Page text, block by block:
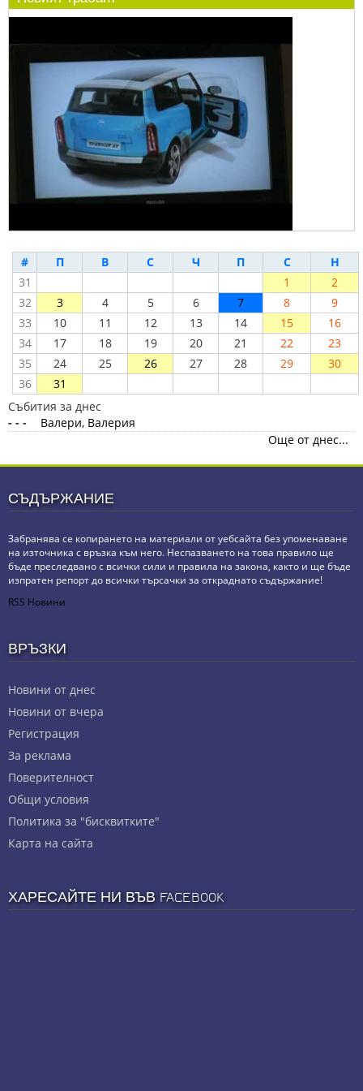
# П В С Ч П С
Н
31
1
2
32
3 4 5 6 7 8
9
33
10 11 12 13 14 15
16
34
17 18 19 20 21 22
23
35
24 25 26 27 28 29
30
36
31
Събития за днес
- - -
Валери, Валерия
Още от днес...
СЪДЪРЖАНИЕ
Забранява се копирането на материали от уебсайта без упоменаване
на източника с връзка към него. Неспазването на това правило ще
бъде преследвано с всички сили и правила на закона, както и ще бъде
изпратен репорт до всички търсачки за откраднато съдържание!
RSS Новини
ВРЪЗКИ
Новини от днес
Новини от вчера
Регистрация
За реклама
Πoвepитeлнocт
Общи условия
Политика за "бисквитките"
Карта на сайта
ХАРЕСАЙТЕ НИ ВЪВ FACEBOOK